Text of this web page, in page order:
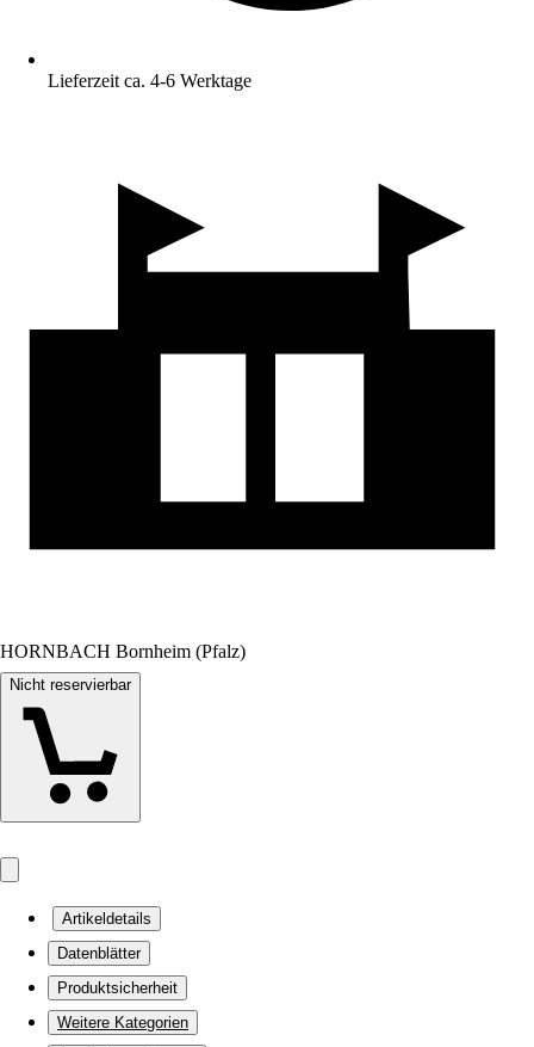
Lieferzeit ca. 4-6 Werktage
HORNBACH Bornheim (Pfalz)
Nicht reservierbar
Artikeldetails
Datenblätter
Produktsicherheit
Weitere Kategorien